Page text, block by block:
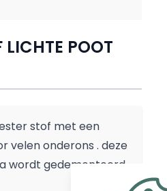
LICHTE POOT
stof met een
velen onderons . deze
wordt gedemonteerd